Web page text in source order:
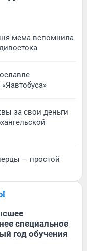
мема вспомнила
за свои деньги
— простой
специальное
год обучения